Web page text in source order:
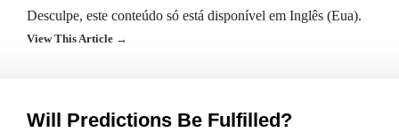
Desculpe, este conteúdo só está disponível em Inglês (Eua).
View This Article →
Will Predictions Be Fulfilled?